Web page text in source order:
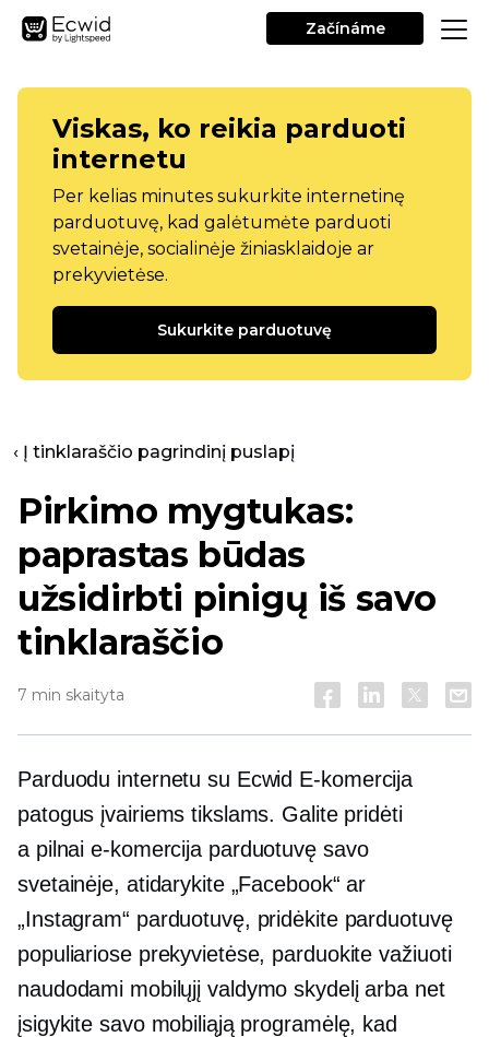
Začínáme
Viskas, ko reikia parduoti
internetu
Per kelias minutes sukurkite internetinę
parduotuvę, kad galėtumėte parduoti
svetainėje, socialinėje žiniasklaidoje ar
prekyvietėse.
Sukurkite parduotuvę
‹ Į tinklaraščio pagrindinį puslapį
Pirkimo mygtukas:
paprastas būdas
užsidirbti pinigų iš savo
tinklaraščio
7 min skaityta
Parduodu internetu su Ecwid E-komercija
patogus įvairiems tikslams. Galite pridėti
a pilnai e-komercija parduotuvę savo
svetainėje, atidarykite „Facebook“ ar
„Instagram“ parduotuvę, pridėkite parduotuvę
populiariose prekyvietėse, parduokitevažiuoti
naudodami mobilųjį valdymo skydelį arba net
įsigykite savo mobiliąją programėlę, kad